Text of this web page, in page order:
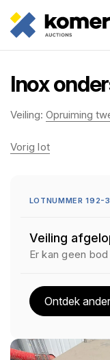
Inox
Veiling: Opruiming
Vorig lot
LOTNUMMER 192-
Veiling
Er kan geen
Ontdek